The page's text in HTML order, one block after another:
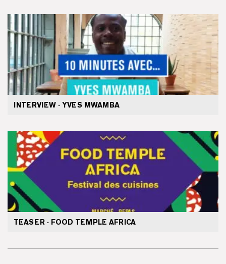
INTERVIEW · YVES MWAMBA
TEASER · FOOD TEMPLE AFRICA